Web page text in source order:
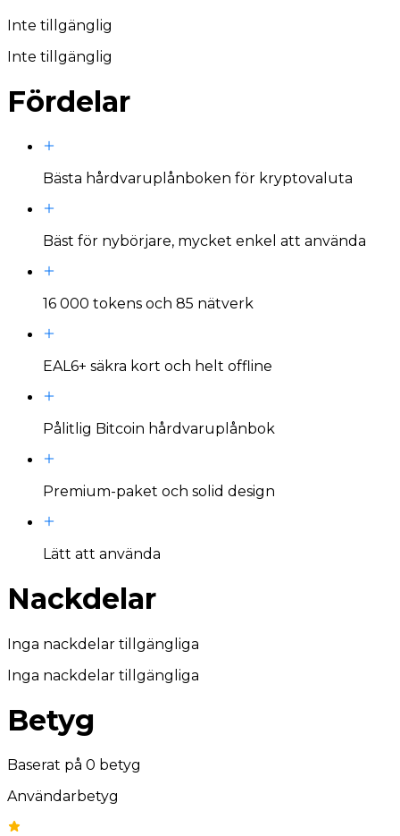
Inte tillgänglig
Inte tillgänglig
Fördelar
Bästa hårdvaruplånboken för kryptovaluta
Bäst för nybörjare, mycket enkel att använda
16 000 tokens och 85 nätverk
EAL6+ säkra kort och helt offline
Pålitlig Bitcoin hårdvaruplånbok
Premium-paket och solid design
Lätt att använda
Nackdelar
Inga nackdelar tillgängliga
Inga nackdelar tillgängliga
Betyg
Baserat på 0 betyg
Användarbetyg